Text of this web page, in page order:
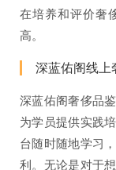
在培养和评价奢
高。
深蓝佑阁线上
深蓝佑阁奢侈品
为学员提供实践
台随时随地学习
利。无论是对于